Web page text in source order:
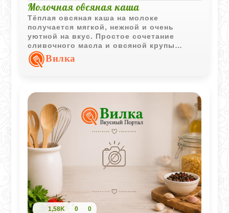
Молочная овсяная каша
Тёплая овсяная каша на молоке
получается мягкой, нежной и очень
уютной на вкус. Простое сочетание
сливочного масла и овсяной крупы
делает блюдо сытным и комфортным для
завтрака.
Вилка
1,58K 0 0